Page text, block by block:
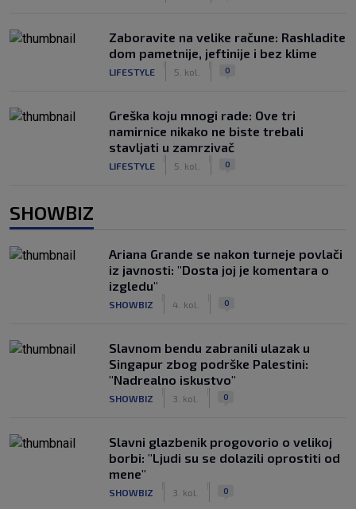
Zaboravite na velike račune: Rashladite
dom pametnije, jeftinije i bez klime
LIFESTYLE 5. kol. 0
Greška koju mnogi rade: Ove tri
namirnice nikako ne biste trebali
stavljati u zamrzivač
LIFESTYLE 5. kol. 0
SHOWBIZ
Ariana Grande se nakon turneje povlači
iz javnosti: "Dosta joj je komentara o
izgledu"
SHOWBIZ 4. kol. 0
Slavnom bendu zabranili ulazak u
Singapur zbog podrške Palestini:
"Nadrealno iskustvo"
SHOWBIZ 3. kol. 0
Slavni glazbenik progovorio o velikoj
borbi: "Ljudi su se dolazili oprostiti od
mene"
SHOWBIZ 3. kol. 0